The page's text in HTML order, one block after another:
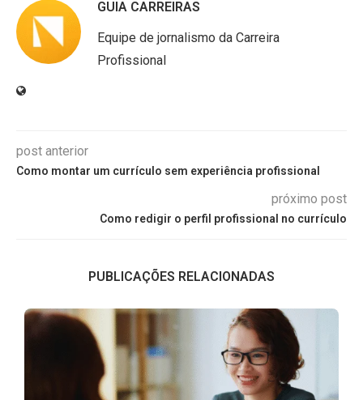
GUIA CARREIRAS
Equipe de jornalismo da Carreira
Profissional
post anterior
Como montar um currículo sem experiência profissional
próximo post
Como redigir o perfil profissional no currículo
PUBLICAÇÕES RELACIONADAS